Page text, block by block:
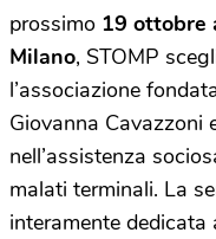
prossimo 19 ottobre
Milano, STOMP
l’associazione
Giovanna Cavazzoni
nell’assistenza
malati terminali. La
interamente dedicata